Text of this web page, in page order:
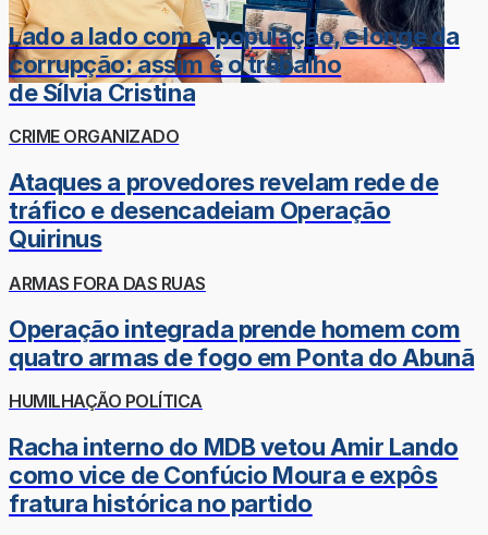
Lado a lado com a população, e longe da
corrupção: assim é o trabalho
de Sílvia Cristina
CRIME ORGANIZADO
Ataques a provedores revelam rede de
tráfico e desencadeiam Operação
Quirinus
ARMAS FORA DAS RUAS
Operação integrada prende homem com
quatro armas de fogo em Ponta do Abunã
HUMILHAÇÃO POLÍTICA
Racha interno do MDB vetou Amir Lando
como vice de Confúcio Moura e expôs
fratura histórica no partido